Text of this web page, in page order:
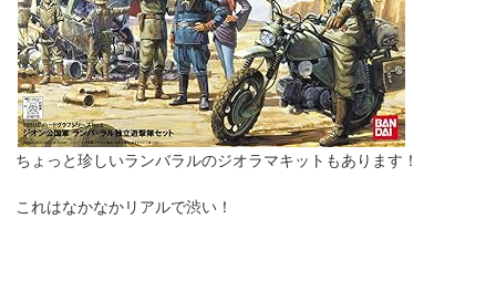
ちょっと珍しいランバラルのジオラマキットもあります！
これはなかなかリアルで渋い！